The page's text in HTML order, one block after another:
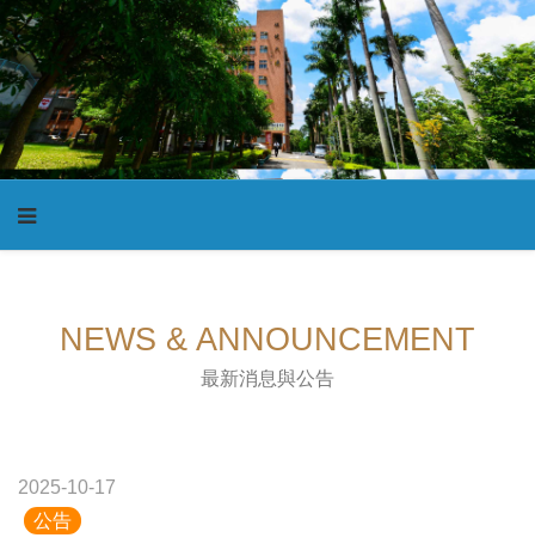
NEWS & ANNOUNCEMENT
最新消息與公告
2025-10-17
公告